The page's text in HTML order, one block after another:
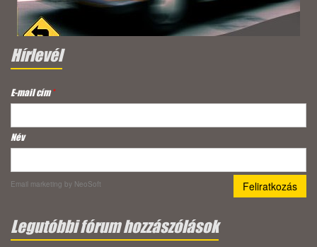
Hírlevél
E-mail cím*
Név
Email marketing by NeoSoft
Legutóbbi fórum hozzászólások